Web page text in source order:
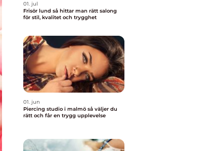
01. jul
Frisör lund så hittar man rätt salong
för stil, kvalitet och trygghet
01. jun
Piercing studio i malmö så väljer du
rätt och får en trygg upplevelse